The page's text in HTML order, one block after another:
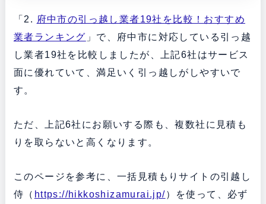
「2. 府中市の引っ越し業者19社を比較！おすすめ
業者ランキング 」で、府中市に対応している引っ越
し業者19社を比較しましたが、上記6社はサービス
面に優れていて、満足いく引っ越しがしやすいで
す。
ただ、上記6社にお願いする際も、複数社に見積も
りを取らないと高くなります。
このページを参考に、一括見積もりサイトの引越し
侍（ https://hikkoshizamurai.jp/）を使って、必ず